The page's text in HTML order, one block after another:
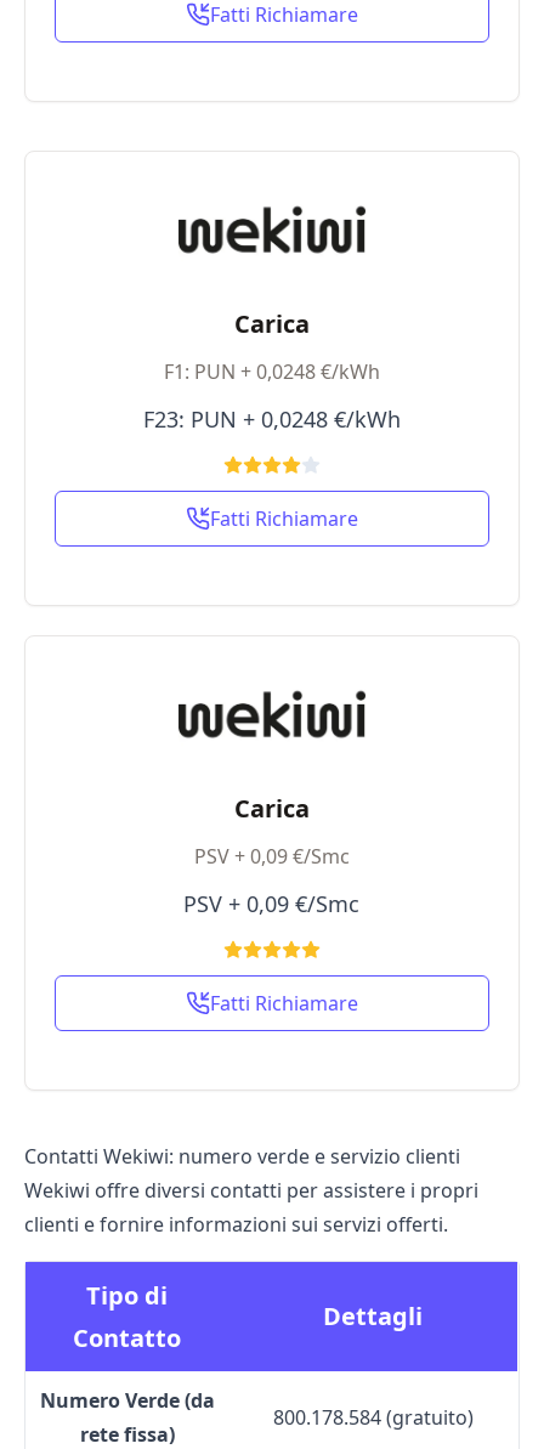
Fatti Richiamare
Carica
F1: PUN + 0,0248 €/kWh
F23: PUN + 0,0248 €/kWh
Fatti Richiamare
Carica
PSV + 0,09 €/Smc
PSV + 0,09 €/Smc
Fatti Richiamare
Contatti Wekiwi: numero verde e servizio clienti
Wekiwi offre diversi contatti per assistere i propri
clienti e fornire informazioni sui servizi offerti.
Tipo di
Contatto
Dettagli
Numero Verde (da
rete fissa)
800.178.584 (gratuito)